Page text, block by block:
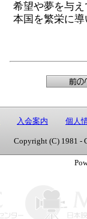
希望や夢を与
本国を繁栄に
入会案内 個人
Copyright (C) 1981 -